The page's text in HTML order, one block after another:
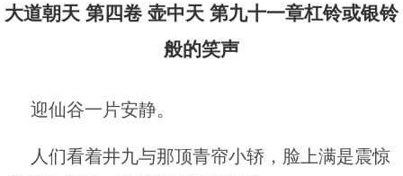
大道朝天 第四卷 壶中天 第九十一章杠铃或银铃
般的笑声
迎仙谷一片安静。
人们看着井九与那顶青帘小轿，脸上满是震惊